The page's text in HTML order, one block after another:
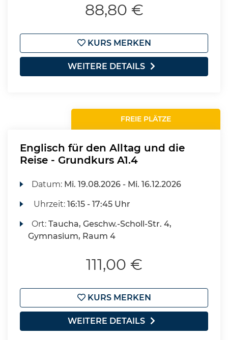
88,80 €
KURS MERKEN
WEITERE DETAILS
FREIE PLÄTZE
Englisch für den Alltag und die
Reise - Grundkurs A1.4
Datum: Mi. 19.08.2026 - Mi. 16.12.2026
Uhrzeit:16:15 - 17:45 Uhr
Ort:Taucha, Geschw.-Scholl-Str. 4,
Gymnasium, Raum 4
111,00 €
KURS MERKEN
WEITERE DETAILS